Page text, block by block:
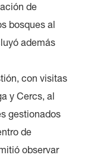
de
bosques al
además
con visitas
y Cercs, al
gestionados
de
observar